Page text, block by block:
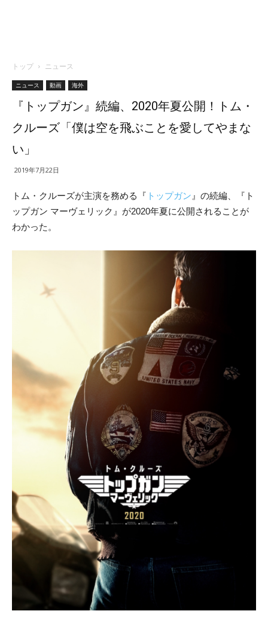
トップ ニュース
ニュース 動画 海外
『トップガン』続編、2020年夏公開！トム・
クルーズ「僕は空を飛ぶことを愛してやまな
い」
2019年7月22日
トム・クルーズが主演を務める『 トップガン 』の続編、『ト
ップガン マーヴェリック』が2020年夏に公開されることが
わかった。